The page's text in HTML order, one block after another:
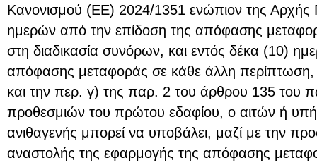
Κανονισμού (ΕΕ) 2024/1351 ενώπιον της
ημερών από την επίδοση της απόφασης
στη διαδικασία συνόρων, και εντός δέκα (10)
απόφασης μεταφοράς σε κάθε άλλη
και την περ. γ) της παρ. 2 του άρθρου 135 του
προθεσμιών του πρώτου εδαφίου, ο αιτών ή
ανιθαγενής μπορεί να υποβάλει, μαζί με την
αναστολής της εφαρμογής της απόφασης